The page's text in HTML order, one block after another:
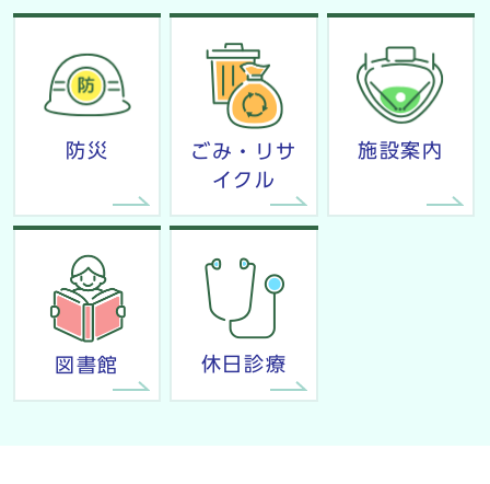
防災
ごみ・リサ
イクル
施設案内
図書館 休日診療